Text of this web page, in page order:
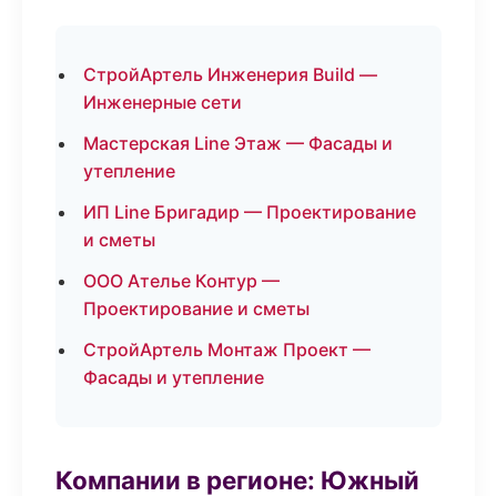
СтройАртель Инженерия Build —
Инженерные сети
Мастерская Line Этаж — Фасады и
утепление
ИП Line Бригадир — Проектирование
и сметы
ООО Ателье Контур —
Проектирование и сметы
СтройАртель Монтаж Проект —
Фасады и утепление
Компании в регионе: Южный